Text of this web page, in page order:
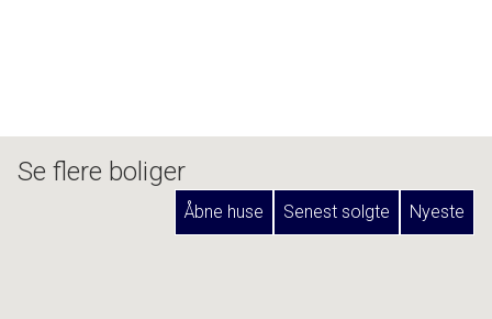
Se flere boliger
Åbne huse Senest solgte Nyeste